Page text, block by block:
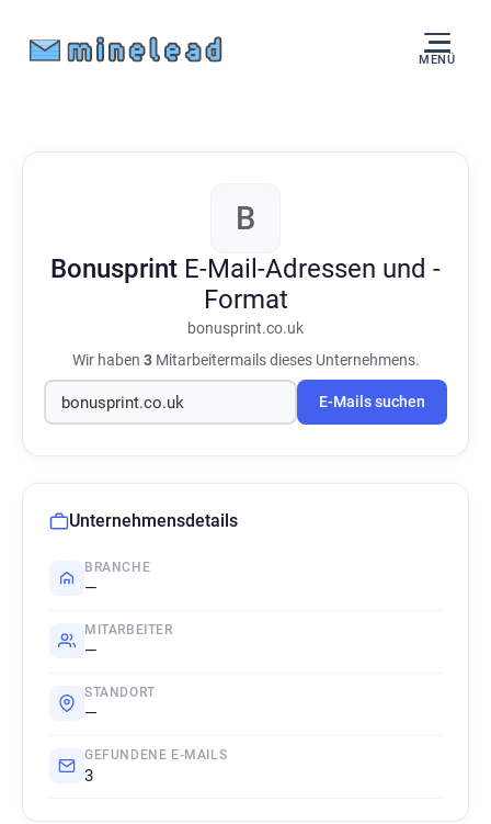
MENÜ
B
Bonusprint E-Mail-Adressen und -
Format
bonusprint.co.uk
Wir haben 3Mitarbeitermails dieses Unternehmens.
E-Mails suchen
Unternehmensdetails
BRANCHE
—
MITARBEITER
—
STANDORT
—
GEFUNDENE E-MAILS
3